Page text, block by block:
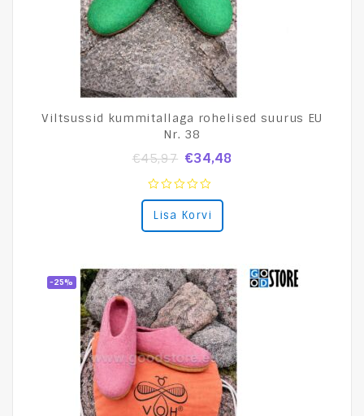
Viltsussid kummitallaga rohelised suurus EU
Nr. 38
€45,97 €34,48
0
out
of
Lisa Korvi
-25%